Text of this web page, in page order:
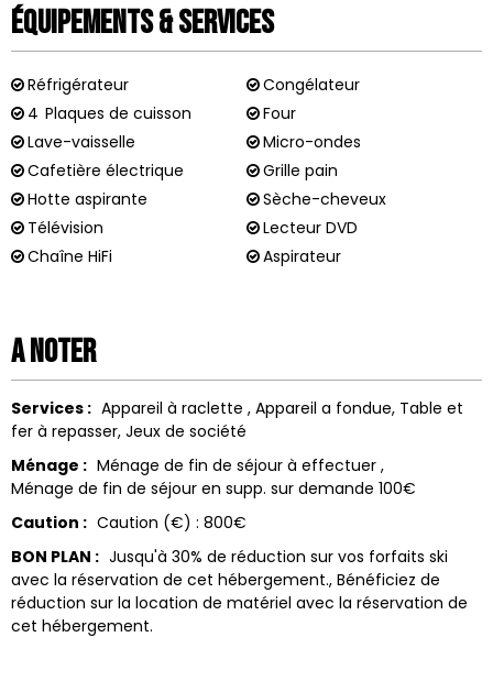
Équipements & Services
Réfrigérateur
Congélateur
4 Plaques de cuisson
Four
Lave-vaisselle
Micro-ondes
Cafetière électrique
Grille pain
Hotte aspirante
Sèche-cheveux
Télévision
Lecteur DVD
Chaîne HiFi
Aspirateur
A noter
Services : Appareil à raclette Appareil a fondue Table et
fer à repasser Jeux de société
Ménage : Ménage de fin de séjour à effectuer
Ménage de fin de séjour en supp. sur demande 100€
Caution : Caution (€) : 800€
BON PLAN : Jusqu'à 30% de réduction sur vos forfaits ski
avec la réservation de cet hébergement. Bénéficiez de
réduction sur la location de matériel avec la réservation de
cet hébergement.